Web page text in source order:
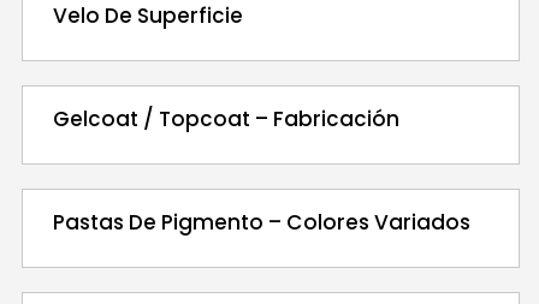
Velo De Superficie
Gelcoat / Topcoat – Fabricación
Pastas De Pigmento – Colores Variados